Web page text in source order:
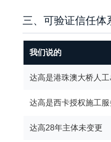
三、可验证信任体
我们说的
达高是港珠澳大桥人
达高是西卡授权施工
达高28年主体未变更